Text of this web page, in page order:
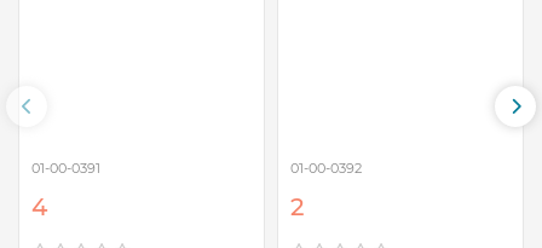
01-00-0391
4
01-00-0392
2